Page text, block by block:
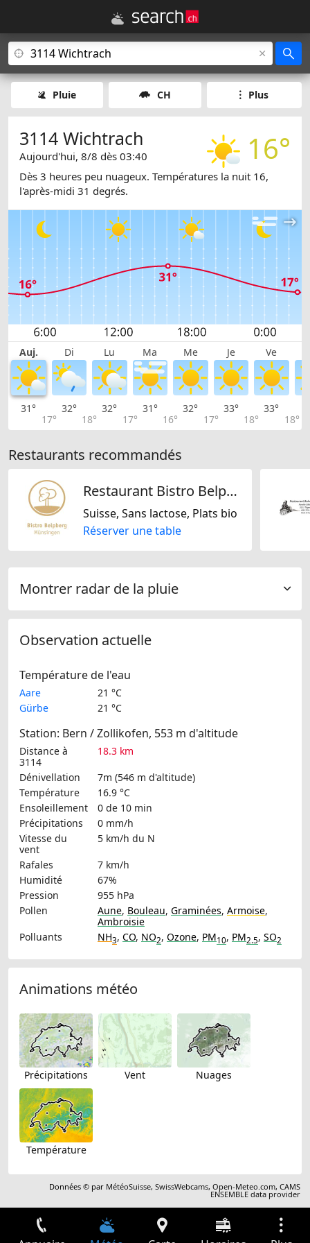
Pluie CH Plus
16°
3114 Wichtrach
Aujourd'hui, 8/8 dès 03:40
Dès 3 heures peu nuageux. Températures la nuit 16,
l'après-midi 31 degrés.
Auj. Di Lu Ma Me Je Ve
31°
17°
32°
18°
32°
17°
31°
16°
32°
17°
33°
18°
33°
18°
Restaurants recommandés
Restaurant Bistro Belpberg
Suisse, Sans lactose, Plats bio
Réserver une table
Montrer radar de la pluie
Observation actuelle
Température de l'eau
Aare
21 °C
Gürbe
21 °C
Station: Bern / Zollikofen, 553 m d'altitude
Distance à
3114
18.3 km
Dénivellation
7m (546 m d'altitude)
Température
16.9 °C
Ensoleillement
0 de 10 min
Précipitations
0 mm/h
Vitesse du
vent
5 km/h du N
Rafales
7 km/h
Humidité
67%
Pression
955 hPa
Pollen
Aune, Bouleau, Graminées, Armoise,
Ambroisie
Polluants
NH3, CO, NO2, Ozone, PM10, PM2.5, SO2
Animations météo
Précipitations Vent Nuages
Température
Données © par MétéoSuisse,SwissWebcams,Open-Meteo.com,CAMS
ENSEMBLE data provider